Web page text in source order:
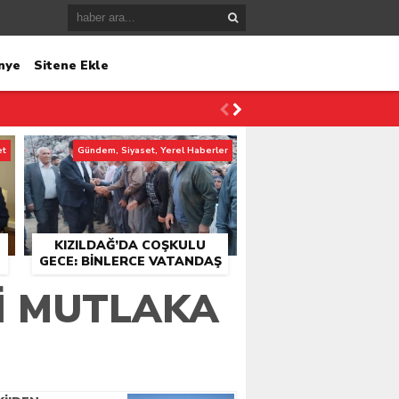
Sitene Ekle
KIZILDAĞ’DA COŞKULU
GECE: BINLERCE VATANDAŞ
BULUŞTU
Gündem, Siyaset, Yerel Haberler
MUTLAKA